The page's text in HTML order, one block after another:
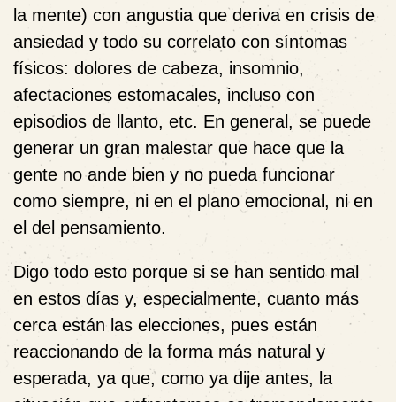
la mente) con angustia que deriva en crisis de
ansiedad y todo su correlato con síntomas
físicos: dolores de cabeza, insomnio,
afectaciones estomacales, incluso con
episodios de llanto, etc. En general, se puede
generar un gran malestar que hace que la
gente no ande bien y no pueda funcionar
como siempre, ni en el plano emocional, ni en
el del pensamiento.
Digo todo esto porque si se han sentido mal
en estos días y, especialmente, cuanto más
cerca están las elecciones, pues están
reaccionando de la forma más natural y
esperada, ya que, como ya dije antes, la